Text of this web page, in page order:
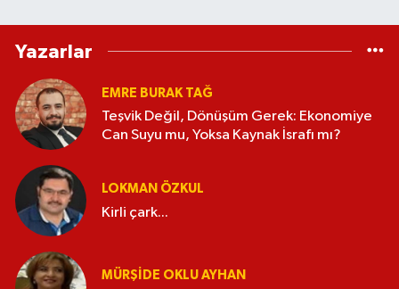
Yazarlar
EMRE BURAK TAĞ
Teşvik Değil, Dönüşüm Gerek: Ekonomiye
Can Suyu mu, Yoksa Kaynak İsrafı mı?
LOKMAN ÖZKUL
Kirli çark...
MÜRŞIDE OKLU AYHAN